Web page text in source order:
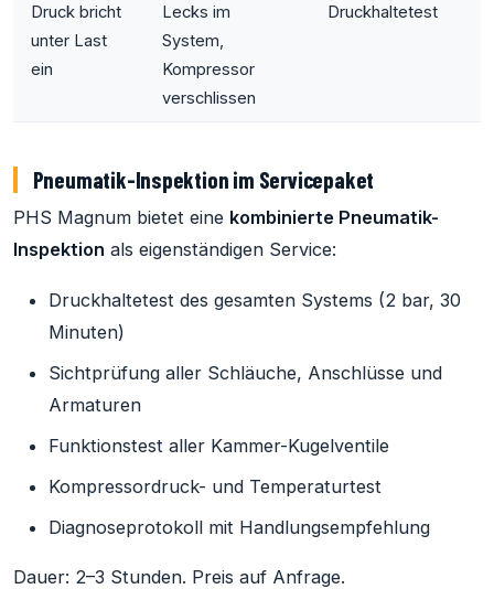
Druck bricht
unter Last
ein
Lecks im
System,
Kompressor
verschlissen
Druckhaltetest
Pneumatik-Inspektion im Servicepaket
PHS Magnum bietet eine kombinierte Pneumatik-
Inspektion als eigenständigen Service:
Druckhaltetest des gesamten Systems (2 bar, 30
Minuten)
Sichtprüfung aller Schläuche, Anschlüsse und
Armaturen
Funktionstest aller Kammer-Kugelventile
Kompressordruck- und Temperaturtest
Diagnoseprotokoll mit Handlungsempfehlung
Dauer: 2–3 Stunden. Preis auf Anfrage.